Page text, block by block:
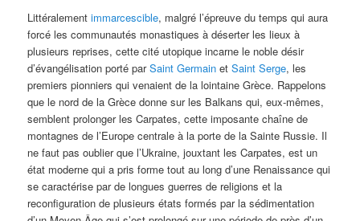
Littéralementimmarcescible, malgré l’épreuve du temps qui aura
forcé les communautés monastiques à déserter les lieux à
plusieurs reprises, cette cité utopique incarne le noble désir
d’évangélisation porté parSaint Germain etSaint Serge, les
premiers pionniers qui venaient de la lointaine Grèce. Rappelons
que le nord de la Grèce donne sur les Balkans qui, eux-mêmes,
semblent prolonger les Carpates, cette imposante chaîne de
montagnes de l’Europe centrale à la porte de la Sainte Russie. Il
ne faut pas oublier que l’Ukraine, jouxtant les Carpates, est un
état moderne qui a pris forme tout au long d’une Renaissance qui
se caractérise par de longues guerres de religions et la
reconfiguration de plusieurs états formés par la sédimentation